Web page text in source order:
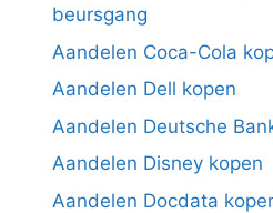
beursgang
Aandelen Coca-Cola
Aandelen Dell kopen
Aandelen Deutsche
Aandelen Disney kopen
Aandelen Docdata